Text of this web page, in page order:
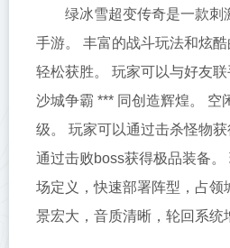
绿冰雪超变传奇是一款刺
手游。 丰富的战斗玩法和炫
轻松获胜。 玩家可以与好友
沙城争霸 *** 同创造辉煌。 空
级。 玩家可以通过击杀怪物获
通过击败boss获得极品装备
场定义，快速部署阵型，占领
景宏大，音质清晰，轮回系统